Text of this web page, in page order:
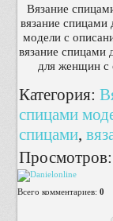
Вязание
вязание
модели с
вязание
для женщин с
Категория:
спицами
спицами,
Просмотров:
Всего комментариев: 0